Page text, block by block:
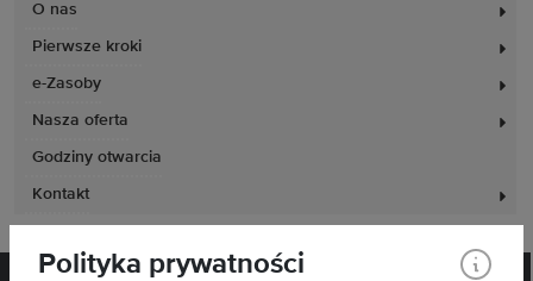
O nas
Pierwsze kroki
e-Zasoby
Nasza oferta
Godziny otwarcia
Kontakt
Polityka prywatności